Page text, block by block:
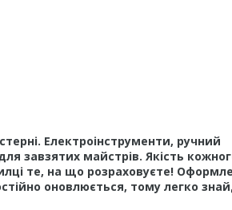
Електроінструменти, ручний
завзятих майстрів. Якість
те, на що розраховуєте!
оновлюється, тому легко